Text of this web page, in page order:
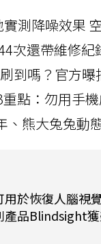
實測降噪效果
次還帶維修紀
到嗎？官方
點：勿用手
、熊大兔兔動
用於恢復人腦視
產品Blindsight